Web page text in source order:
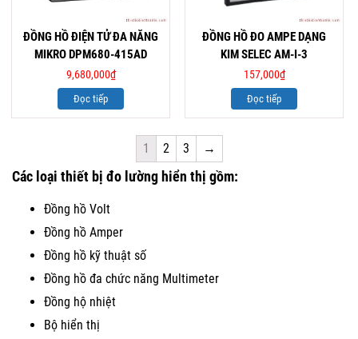
ĐỒNG HỒ ĐIỆN TỬ ĐA NĂNG
MIKRO DPM680-415AD
9,680,000₫
Đọc tiếp
ĐỒNG HỒ ĐO AMPE DẠNG
KIM SELEC AM-I-3
157,000₫
Đọc tiếp
1 2 3 →
Các loại thiết bị đo lường hiển thị gồm:
Đồng hồ Volt
Đồng hồ Amper
Đồng hồ kỹ thuật số
Đồng hồ đa chức năng Multimeter
Đồng hộ nhiệt
Bộ hiển thị